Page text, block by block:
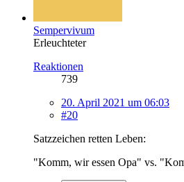
Sempervivum
Erleuchteter
Reaktionen
739
20. April 2021 um 06:03
#20
Satzzeichen retten Leben:
"Komm, wir essen Opa" vs.